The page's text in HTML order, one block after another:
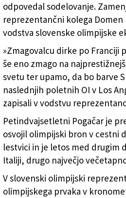
odpovedal sodelovanje.
reprezentančni kolega Domen
vodstva slovenske olimpijske
»Zmagovalcu dirke po Franciji
še eno zmago na
svetu ter upamo, da bo barve
naslednjih poletnih OI v Los
zapisali v vodstvu
Petindvajsetletni Pogačar je
osvojil olimpijski bron v cestni
lestvici in je letos med drugim
Italiji, drugo največjo
V slovenski olimpijski
olimpijskega prvaka v